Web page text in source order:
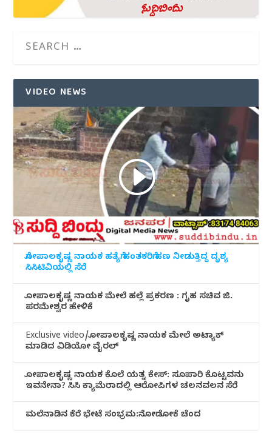
VIDEO NEWS
ಗೋಪಾಲಕೃಷ್ಣ ನಾಯಕ ಹತ್ಯೆಗೆ ಹಂತಕರಿಗೆ ಹಣ ನೀಡುತ್ತಿದ್ದ ದೃಶ್ಯ
ಸಿಸಿಟಿವಿಯಲ್ಲಿ ಸೆರೆ
ಗೋಪಾಲಕೃಷ್ಣ ನಾಯಕ ಮೇಲೆ ಹಲ್ಲೆ ಪ್ರಕರಣ : ಗೃಹ ಸಚಿವ ಜಿ.
ಪರಮೇಶ್ವರ ಹೇಳಿಕೆ
Exclusive video/ಗೋಪಾಲಕೃಷ್ಣ ನಾಯಕ ಮೇಲೆ ಅಟ್ಯಾಕ್
ಮಾಡಿದ ವಿಡಿಯೋ ವೈರಲ್
ಗೋಪಾಲಕೃಷ್ಣ ನಾಯಕ ಕೊಲೆ ಯತ್ನ ಕೇಸ್: ಸೂಪಾರಿ ಕೊಟ್ಟವನು
ಇವನೇನಾ? ಸಿಸಿ ಕ್ಯಾಮೆರಾದಲ್ಲಿ ಆರೋಪಿಗಳ ಚಲನವಲನ ಸೆರೆ
ಮಲೆನಾಡಿ‌ನ ಕೆರೆ ಭೇಟೆ ಸಂಭ್ರಮ:ನೋಡೋಕೆ ಚೆಂದ